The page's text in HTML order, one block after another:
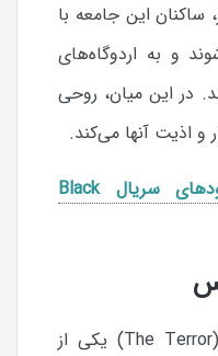
ساکنان این جامعه با
و به اردوگاه‌های
در این میان، روحی
و اذیت آنها می‌کند.
بهترین اپیزودهای سریال Black
سریال مهیج و جذاب ترس (The Terror) یکی از